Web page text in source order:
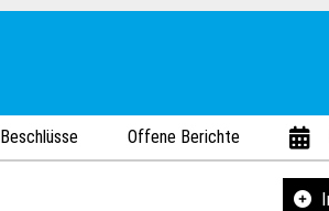
Beschlüsse Offene Berichte